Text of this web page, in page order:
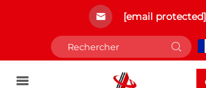
[email protected]